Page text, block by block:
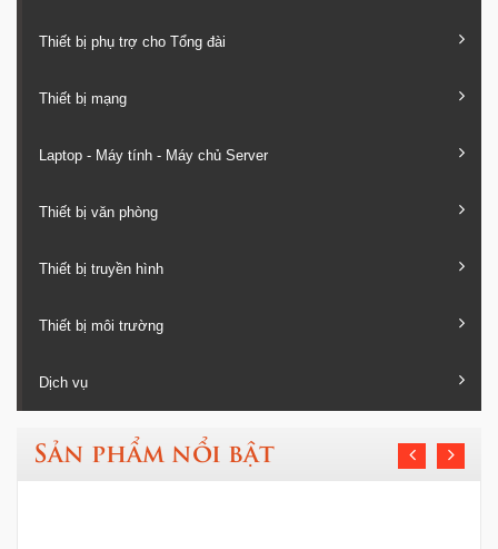
Thiết bị phụ trợ cho Tổng đài
Thiết bị mạng
Laptop - Máy tính - Máy chủ Server
Thiết bị văn phòng
Thiết bị truyền hình
Thiết bị môi trường
Dịch vụ
Sản phẩm nổi bật